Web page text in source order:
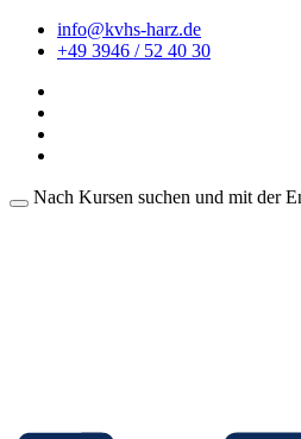
info@kvhs-harz.de
+49 3946 / 52 40 30
Nach Kursen suchen und mit der